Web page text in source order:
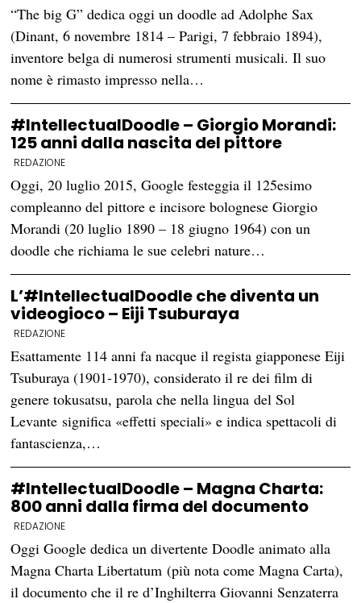
“The big G” dedica oggi un doodle ad Adolphe Sax
(Dinant, 6 novembre 1814 – Parigi, 7 febbraio 1894),
inventore belga di numerosi strumenti musicali. Il suo
nome è rimasto impresso nella…
#IntellectualDoodle – Giorgio Morandi:
125 anni dalla nascita del pittore
REDAZIONE
Oggi, 20 luglio 2015, Google festeggia il 125esimo
compleanno del pittore e incisore bolognese Giorgio
Morandi (20 luglio 1890 – 18 giugno 1964) con un
doodle che richiama le sue celebri nature…
L’#IntellectualDoodle che diventa un
videogioco – Eiji Tsuburaya
REDAZIONE
Esattamente 114 anni fa nacque il regista giapponese Eiji
Tsuburaya (1901-1970), considerato il re dei film di
genere tokusatsu, parola che nella lingua del Sol
Levante significa «effetti speciali» e indica spettacoli di
fantascienza,…
#IntellectualDoodle – Magna Charta:
800 anni dalla firma del documento
REDAZIONE
Oggi Google dedica un divertente Doodle animato alla
Magna Charta Libertatum (più nota come Magna Carta),
il documento che il re d’Inghilterra Giovanni Senzaterra